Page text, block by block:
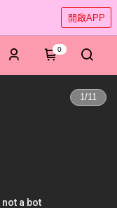
開啟APP
0
1/11